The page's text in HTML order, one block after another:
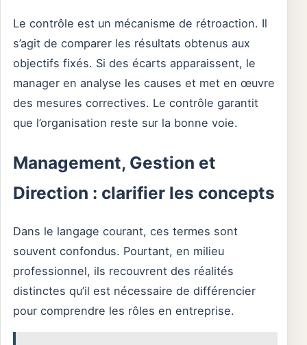
Le contrôle est un mécanisme de rétroaction. Il
s’agit de comparer les résultats obtenus aux
objectifs fixés. Si des écarts apparaissent, le
manager en analyse les causes et met en œuvre
des mesures correctives. Le contrôle garantit
que l’organisation reste sur la bonne voie.
Management, Gestion et
Direction : clarifier les concepts
Dans le langage courant, ces termes sont
souvent confondus. Pourtant, en milieu
professionnel, ils recouvrent des réalités
distinctes qu’il est nécessaire de différencier
pour comprendre les rôles en entreprise.